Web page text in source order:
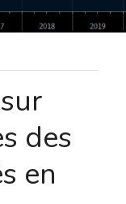
des
en